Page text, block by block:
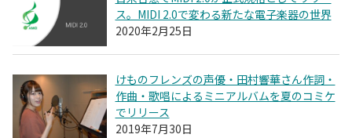
ス。MIDI 2.0で変わる新たな電子楽器の世界
2020年2月25日
けものフレンズの声優・田村響華さん作詞・
作曲・歌唱によるミニアルバムを夏のコミケ
でリリース
2019年7月30日